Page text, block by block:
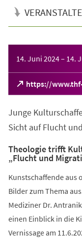
14. Juni 2024– 14.
https://
(Öffnet
in
neuen
Tab)
Junge
Sicht auf Flucht
Theologie trifft
„Flucht und
Kunstschaffende aus
Bilder zum Thema
Mediziner Dr.
einen Einblick in die
Vernissage am